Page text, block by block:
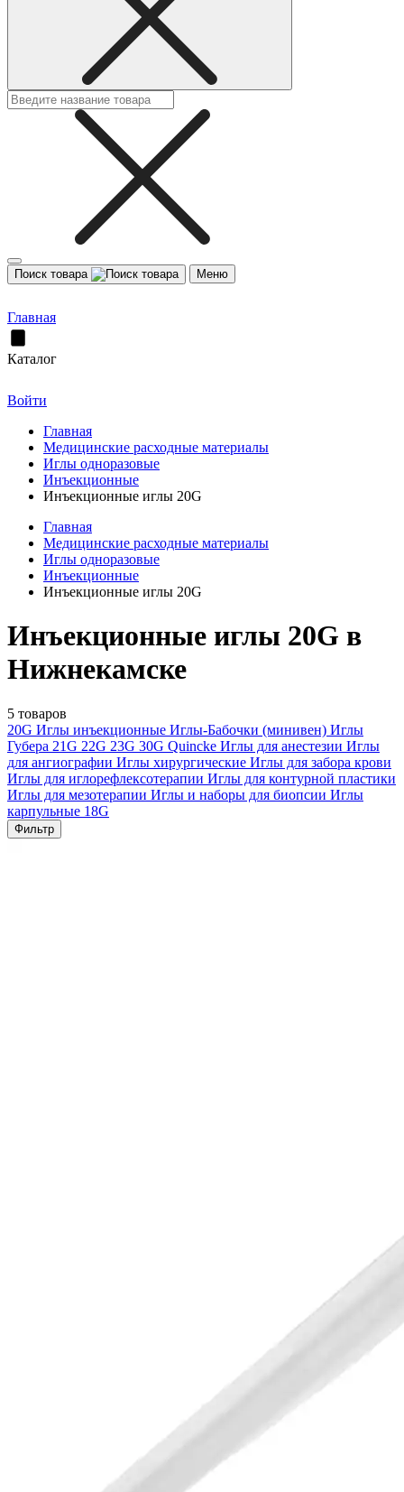
Поиск товара Меню
Главная
Каталог
Войти
Главная
Медицинские расходные материалы
Иглы одноразовые
Инъекционные
Инъекционные иглы 20G
Главная
Медицинские расходные материалы
Иглы одноразовые
Инъекционные
Инъекционные иглы 20G
Инъекционные иглы 20G в
Нижнекамске
5 товаров
20G Иглы инъекционные Иглы-Бабочки (минивен) Иглы
Губера 21G 22G 23G 30G Quincke Иглы для анестезии Иглы
для ангиографии Иглы хирургические Иглы для забора крови
Иглы для иглорефлексотерапии Иглы для контурной пластики
Иглы для мезотерапии Иглы и наборы для биопсии Иглы
карпульные 18G
Фильтр